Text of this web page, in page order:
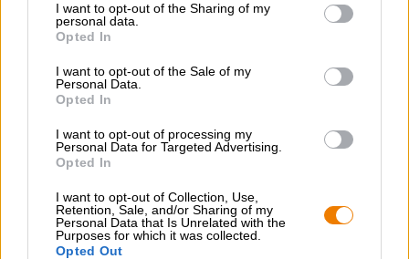
I want to opt-out of the Sharing of my
personal data.
Opted In
I want to opt-out of the Sale of my
Personal Data.
Opted In
I want to opt-out of processing my
Personal Data for Targeted Advertising.
Opted In
I want to opt-out of Collection, Use,
Retention, Sale, and/or Sharing of my
Personal Data that Is Unrelated with the
Purposes for which it was collected.
Opted Out